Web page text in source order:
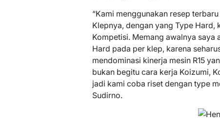
“Kami menggunakan resep
Klepnya, dengan yang Type Hard,
Kompetisi. Memang awalnya
Hard pada per klep, karena
mendominasi kinerja mesin R15
bukan begitu cara kerja Koizumi,
jadi kami coba riset dengan type
Sudirno.